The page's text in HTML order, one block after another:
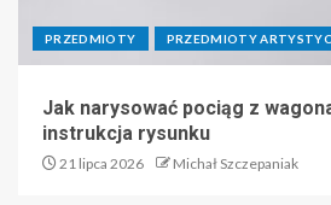
PRZEDMIOTY PRZEDMIOTY
Jak narysować pociąg z
instrukcja rysunku
21 lipca 2026 Michał Szczepaniak